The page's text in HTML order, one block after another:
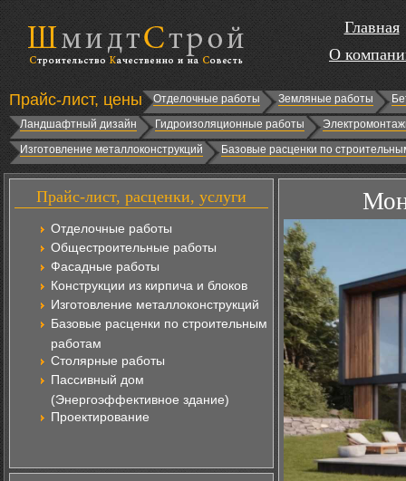
Главная
О
Прайс-лист, цены Отделочные работы Земляные работы
Ландшафтный дизайн
Гидроизоляционные работы
Изготовление металлоконструкций
Базовые расценки по
Прайс-лист, расценки, услуги
Отделочные работы
Общестроительные работы
Фасадные работы
Конструкции из кирпича и блоков
Изготовление металлоконструкций
Базовые расценки по строительным
работам
Столярные работы
Пассивный дом
(Энергоэффективное здание)
Проектирование